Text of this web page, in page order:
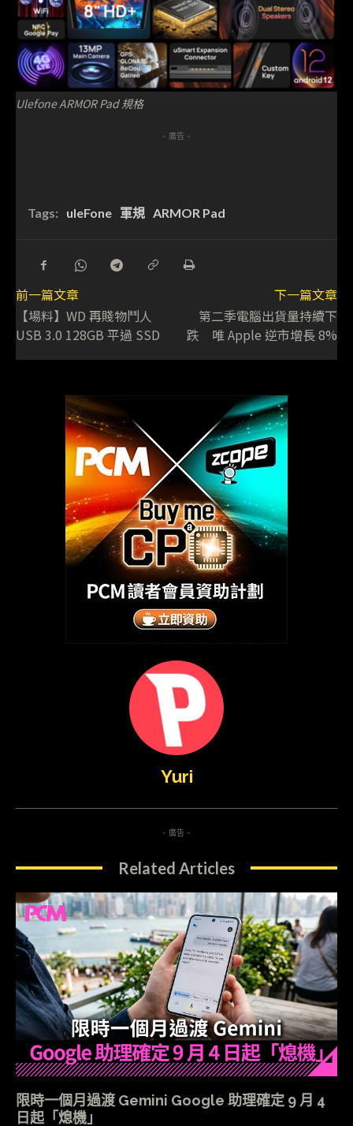
Ulefone ARMOR Pad 規格
- 廣告 -
Tags: uleFone 軍規 ARMOR Pad
前一篇文章
【場料】WD 再賤物鬥人
USB 3.0 128GB 平過 SSD
下一篇文章
第二季電腦出貨量持續下
跌 唯 Apple 逆市增長 8%
Yuri
- 廣告 -
Related Articles
限時一個月過渡 Gemini Google 助理確定 9 月 4
日起「熄機」